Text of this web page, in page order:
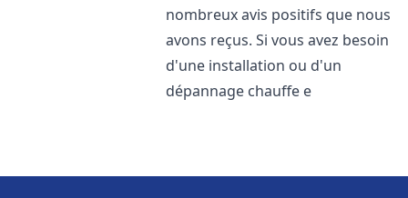
nombreux avis positifs que nous
avons reçus. Si vous avez besoin
d'une installation ou d'un
dépannage chauffe e